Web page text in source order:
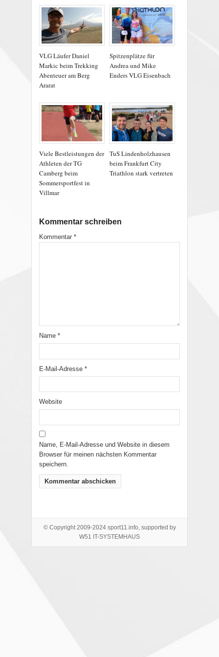
VLG Läufer Daniel
Markic beim Trekking
Abenteuer am Berg
Ararat
Spitzenplätze für
Andrea und Mike
Enders VLG Eisenbach
Viele Bestleistungen der
Athleten der TG
Camberg beim
Sommersportfest in
Villmar
TuS Lindenholzhausen
beim Frankfurt City
Triathlon stark vertreten
Kommentar schreiben
Kommentar *
Name *
E-Mail-Adresse *
Website
Name, E-Mail-Adresse und Website in diesem
Browser für meinen nächsten Kommentar
speichern.
© Copyright 2009-2024 sport11.info, supported by
W51 IT-SYSTEMHAUS